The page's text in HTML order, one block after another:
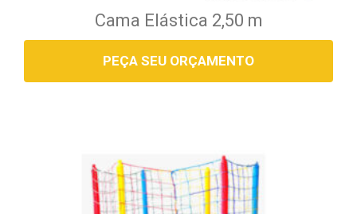
Cama Elástica 2,50 m
PEÇA SEU ORÇAMENTO